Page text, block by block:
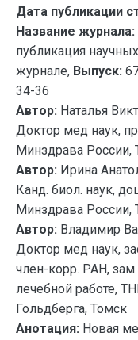
Дата публикации
Название журнала:
публикация
журнале, Выпуск:
34-36
Автор: Наталья
Доктор мед наук,
Минздрава России,
Автор: Ирина
Канд. биол. наук,
Минздрава России,
Автор: Владимир
Доктор мед наук,
член-корр. РАН,
лечебной работе,
Гольдберга, Томск
Анотация: Новая